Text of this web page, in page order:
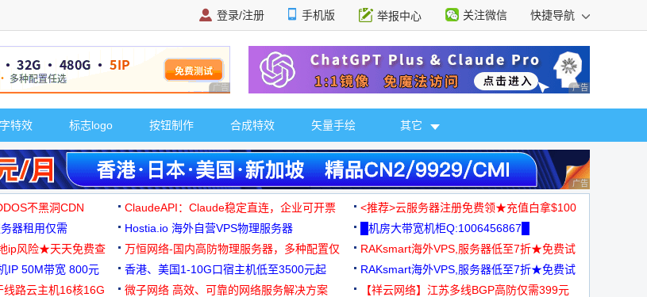
登录/注册 手机版 举报中心 关注微信 快捷导航
广告 商业广告，理性选择 广告 商业广告，理
特效 标志logo 按钮制作 合成特效 矢量手绘 其它
广告 商业广告，理
不黑洞CDN ClaudeAPI：Claude稳定直连，企业可开票
<推荐>云服务器注册免费领★充值白拿$100
器租用仅需
Hostia.io 海外自营VPS物理服务器
█机房大带宽机柜Q:1006456867█
ip风险★天天免费查
万恒网络-国内高防物理服务器，多种配置仅
99元/月起
RAKsmart海外VPS,服务器低至7折★免费试
用★
IP 50M带宽 800元 香港、美国1-10G口宿主机低至3500元起
RAKsmart海外VPS,服务器低至7折★免费试
用★
路云主机16核16G
微子网络 高效、可靠的网络服务解决方案
【祥云网络】江苏多线BGP高防仅需399元